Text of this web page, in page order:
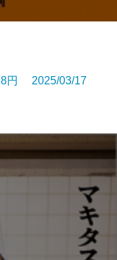
円 2025/03/17